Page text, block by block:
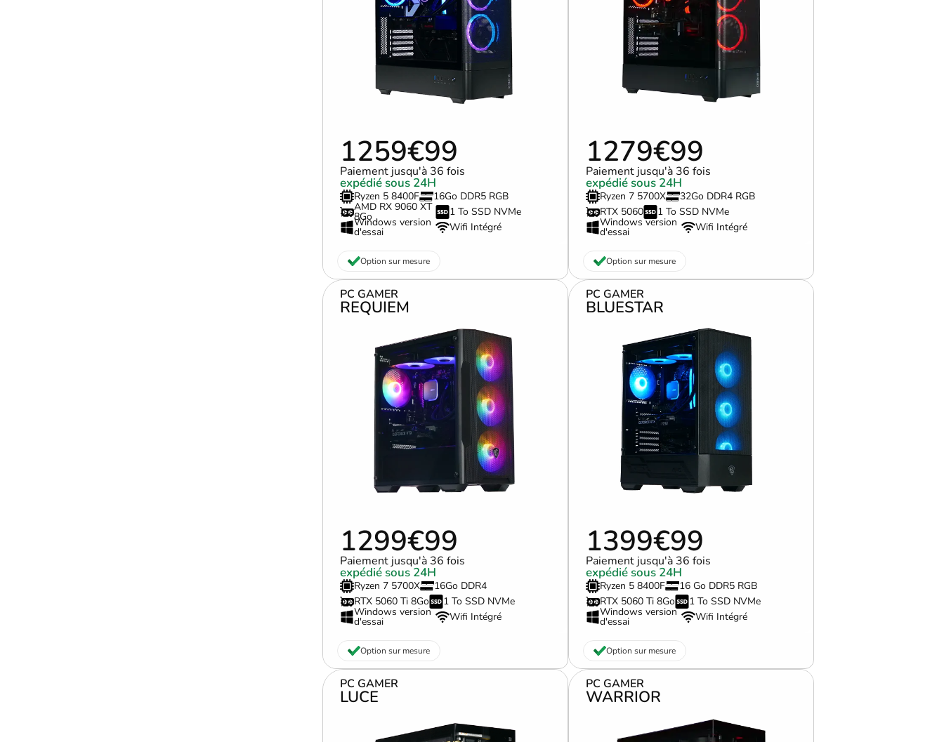
1259€99
Paiement jusqu'à 36 fois
expédié sous 24H
Ryzen 5 8400F 16Go DDR5 RGB
AMD RX 9060 XT
8Go 1 To SSD NVMe
Windows version
d'essai Wifi Intégré
Option sur mesure
1279€99
Paiement jusqu'à 36 fois
expédié sous 24H
Ryzen 7 5700X
32Go DDR4 RGB
RTX 5060
1 To SSD NVMe
Windows version
d'essai Wifi Intégré
Option sur mesure
PC GAMER
REQUIEM
1299€99
Paiement jusqu'à 36 fois
expédié sous 24H
Ryzen 7 5700X
16Go DDR4
RTX 5060 Ti 8Go
1 To SSD NVMe
Windows version
d'essai Wifi Intégré
Option sur mesure
PC GAMER
BLUESTAR
1399€99
Paiement jusqu'à 36 fois
expédié sous 24H
Ryzen 5 8400F
16 Go DDR5 RGB
RTX 5060 Ti 8Go
1 To SSD NVMe
Windows version
d'essai Wifi Intégré
Option sur mesure
PC GAMER
LUCE
PC GAMER
WARRIOR